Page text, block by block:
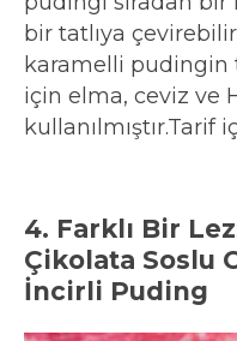
bir tatlıya
karamelli pudingin
için elma, ceviz ve
kullanılmıştır.Tarif
4. Farklı Bir
Çikolata Soslu
İncirli Puding